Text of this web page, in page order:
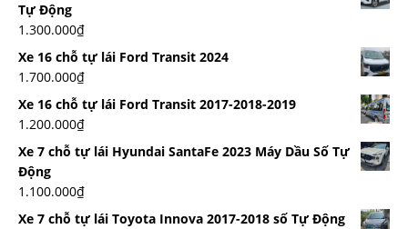
Tự Động
1.300.000₫
Xe 16 chỗ tự lái Ford Transit 2024
1.700.000₫
Xe 16 chỗ tự lái Ford Transit 2017-2018-2019
1.200.000₫
Xe 7 chỗ tự lái Hyundai SantaFe 2023 Máy Dầu Số Tự
Động
1.100.000₫
Xe 7 chỗ tự lái Toyota Innova 2017-2018 số Tự Động